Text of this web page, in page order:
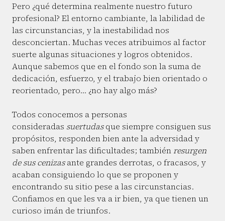
Pero ¿qué determina realmente nuestro futuro
profesional? El entorno cambiante, la labilidad de
las circunstancias, y la inestabilidad nos
desconciertan. Muchas veces atribuimos al factor
suerte algunas situaciones y logros obtenidos.
Aunque sabemos que en el fondo son la suma de
dedicación, esfuerzo, y el trabajo bien orientado o
reorientado, pero… ¿no hay algo más?
Todos conocemos a personas
consideradas suertudasque siempre consiguen sus
propósitos, responden bien ante la adversidad y
saben enfrentar las dificultades; tambiénresurgen
de sus cenizasante grandes derrotas, o fracasos, y
acaban consiguiendo lo que se proponen y
encontrando su sitio pese a las circunstancias.
Confiamos en que les va a ir bien, ya que tienen un
curioso imán de triunfos.